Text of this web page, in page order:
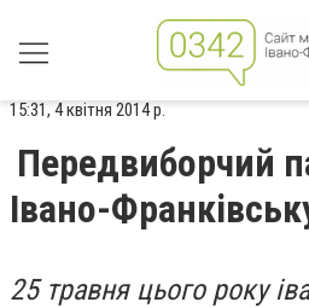
15:31, 4 квітня 2014 р.
Передвиборчий
Івано-
25 травня цього року